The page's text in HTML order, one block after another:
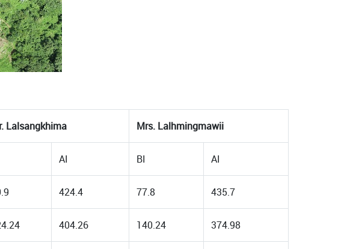
Lalsangkhima Mrs. Lalhmingmawii
AI BI AI
424.4 77.8 435.7
404.26 140.24 374.98